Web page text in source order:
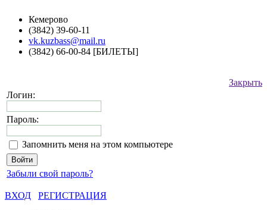
Кемерово
(3842) 39-60-11
vk.kuzbass@mail.ru
(3842) 66-00-84 [БИЛЕТЫ]
Закрыть
Логин:
Пароль:
Запомнить меня на этом компьютере
Забыли свой пароль?
ВХОД
РЕГИСТРАЦИЯ